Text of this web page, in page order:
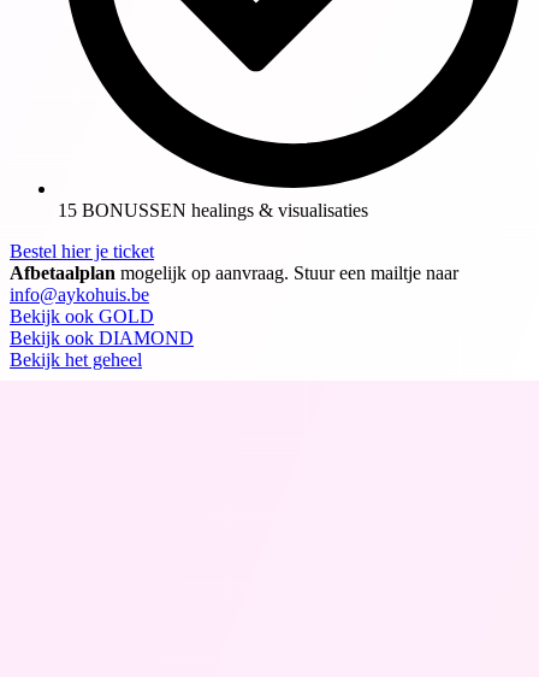
15 BONUSSEN healings & visualisaties
Bestel hier je ticket
Afbetaalplan mogelijk op aanvraag. Stuur een mailtje naar
info@aykohuis.be
Bekijk ook GOLD
Bekijk ook DIAMOND
Bekijk het geheel